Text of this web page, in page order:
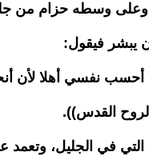
وعلى وسطه حزام من
يبشر فيقول:
نفسي أهلا لأن
القدس)).
في الجليل، وتعمد